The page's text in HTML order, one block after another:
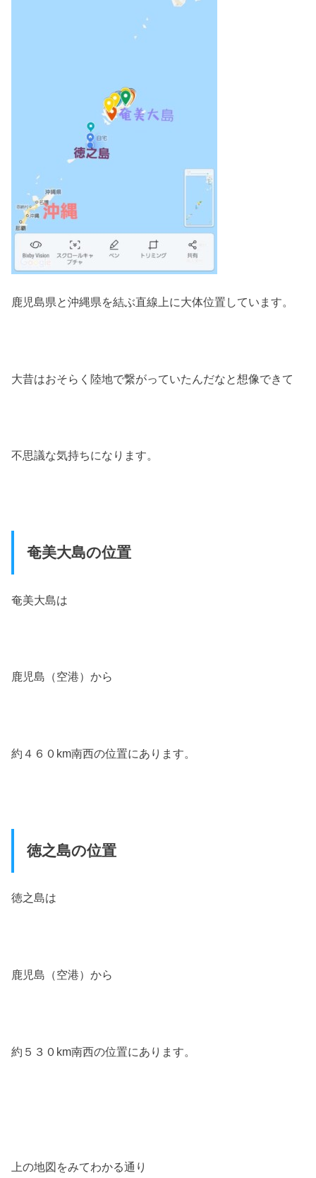
鹿児島県と沖縄県を結ぶ直線上に大体位置しています。
大昔はおそらく陸地で繋がっていたんだなと想像できて
不思議な気持ちになります。
奄美大島の位置
奄美大島は
鹿児島（空港）から
約４６０km南西の位置にあります。
徳之島の位置
徳之島は
鹿児島（空港）から
約５３０km南西の位置にあります。
上の地図をみてわかる通り